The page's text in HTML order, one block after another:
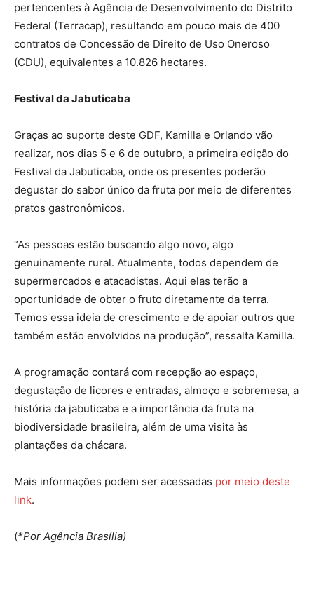
pertencentes à Agência de Desenvolvimento do Distrito
Federal (Terracap), resultando em pouco mais de 400
contratos de Concessão de Direito de Uso Oneroso
(CDU), equivalentes a 10.826 hectares.
Festival da Jabuticaba
Graças ao suporte deste GDF, Kamilla e Orlando vão
realizar, nos dias 5 e 6 de outubro, a primeira edição do
Festival da Jabuticaba, onde os presentes poderão
degustar do sabor único da fruta por meio de diferentes
pratos gastronômicos.
“As pessoas estão buscando algo novo, algo
genuinamente rural. Atualmente, todos dependem de
supermercados e atacadistas. Aqui elas terão a
oportunidade de obter o fruto diretamente da terra.
Temos essa ideia de crescimento e de apoiar outros que
também estão envolvidos na produção”, ressalta Kamilla.
A programação contará com recepção ao espaço,
degustação de licores e entradas, almoço e sobremesa, a
história da jabuticaba e a importância da fruta na
biodiversidade brasileira, além de uma visita às
plantações da chácara.
Mais informações podem ser acessadas por meio deste
link.
(*Por Agência Brasília)